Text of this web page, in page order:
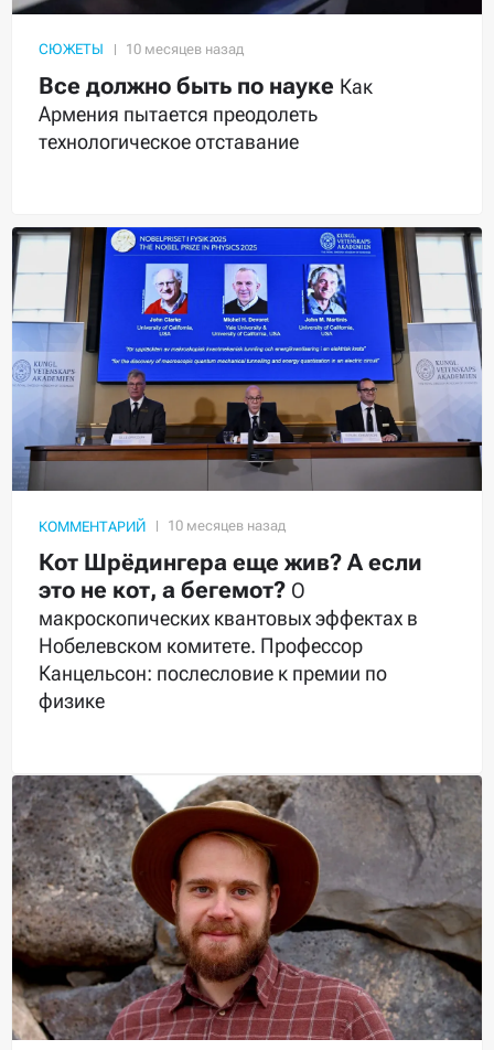
СЮЖЕТЫ
Все должно быть по науке Как
Армения пытается преодолеть
технологическое отставание
КОММЕНТАРИЙ
Кот Шрёдингера еще жив? А если
это не кот, а бегемот? О
макроскопических квантовых эффектах в
Нобелевском комитете. Профессор
Канцельсон: послесловие к премии по
физике